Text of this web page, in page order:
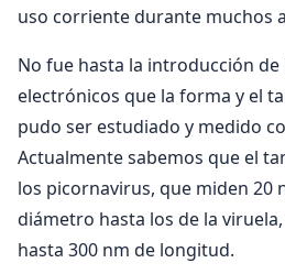
uso corriente durante muchos
No fue hasta la introducción
electrónicos que la forma y el
pudo ser estudiado y medido
Actualmente sabemos que el
los picornavirus, que miden 20
diámetro hasta los de la
hasta 300 nm de longitud.